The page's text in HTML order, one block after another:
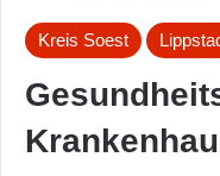
Kreis Soest